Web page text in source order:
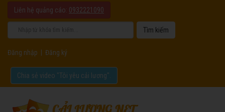
Liên hệ quảng cáo: 0932221090
Đăng nhập Đăng ký
Chia sẻ video "Tôi yêu cải lương".